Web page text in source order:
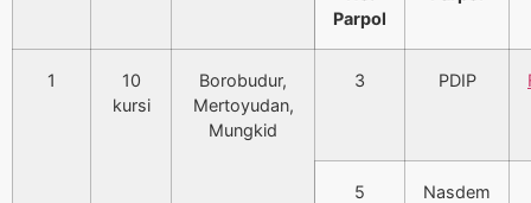
Parpol
1
10
kursi
Borobudur,
Mertoyudan,
Mungkid
3 PDIP
5 Nasdem